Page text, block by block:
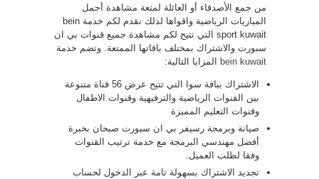
من جمع الأصدقاء أو العائلة لمتعة مشاهدة أجمل
المباريات الرياضية واقواها لذلك نقدم لكم خدمة bein
sport kuwait التي تتيح لكم مشاهدة جميع قنوات بي ان
سبورت والاشتراك بمختلف باقاتها الممتعة. وتضم خدمة
bein kuwait المزايا التالية:
الاشتراك بباقة سوا التي تتيح عرض 56 قناة متنوعة
بين القنوات الرياضية والترفيهية وقنوات الاطفال
وقنوات التعليم المميزة
صيانة وبرمجة رسيفر بي ان سبورت صبحان بخبرة
أفضل مهندسي البرمجة مع خدمة ترتيب القنوات
وفقا لطلب العميل.
تجديد الاشتراك بسهولة تامة عبر الدخول لحساب